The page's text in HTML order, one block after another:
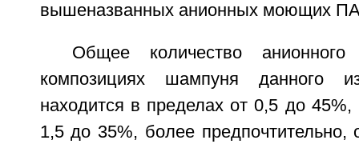
вышеназванных анионных моющих
Общее количество
композициях шампуня данного
находится в пределах от 0,5 до 45%,
1,5 до 35%, более